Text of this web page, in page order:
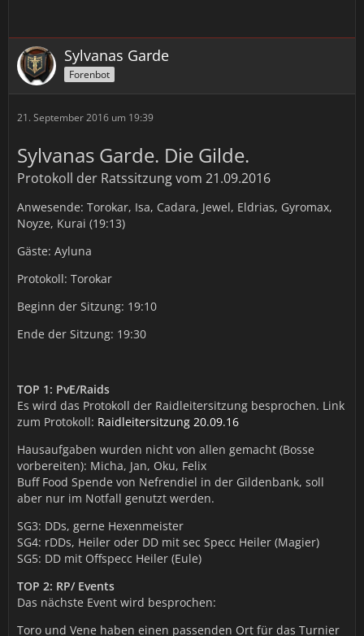
Sylvanas Garde
Forenbot
21. September 2016 um 19:39
Sylvanas Garde. Die Gilde.
Protokoll der Ratssitzung vom 21.09.2016
Anwesende: Torokar, Isa, Cadara, Jewel, Eldrias, Gyromax,
Noyze, Kurai (19:13)
Gäste: Ayluna
Protokoll: Torokar
Beginn der Sitzung: 19:10
Ende der Sitzung: 19:30
TOP 1: PvE/Raids
Es wird das Protokoll der Raidleitersitzung besprochen. Link
zum Protokoll: Raidleitersitzung 20.09.16
Hausaufgaben wurden nicht von allen gemacht (Bosse
vorbereiten): Micha, Jan, Oku, Felix
Buff Food Spende von Nefrendiel in der Gildenbank, soll
aber nur im Notfall genutzt werden.
SG3: DDs, gerne Hexenmeister
SG4: rDDs, Heiler oder DD mit sec Specc Heiler (Magier)
SG5: DD mit Offspecc Heiler (Eule)
TOP 2: RP/ Events
Das nächste Event wird besprochen:
Toro und Vene haben einen passenden Ort für das Turnier